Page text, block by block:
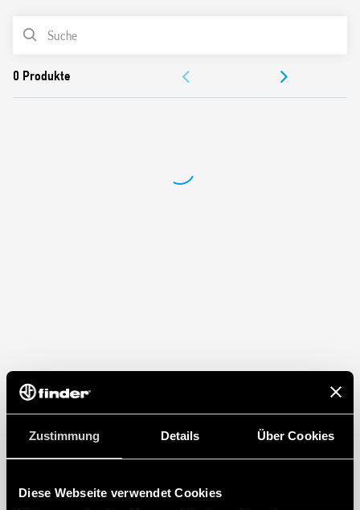
Zustimmung Details Über Cookies
Diese Webseite verwendet Cookies
7 verschiedene Schaltfolgen (je nach Ausführung)
Schalten mit Leuchttastern über Adapter Typ 026.00
PRODUKTLISTE
ZULASSUNGEN